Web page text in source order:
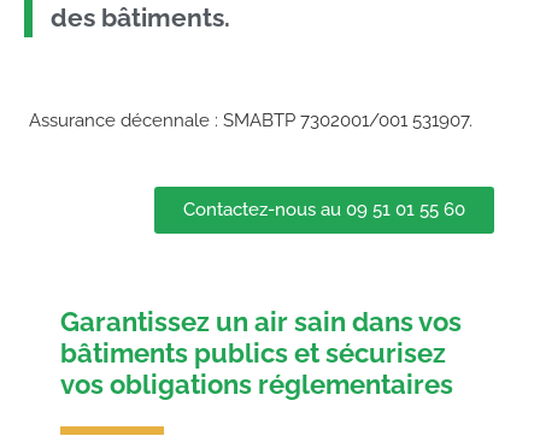
des bâtiments.
Assurance décennale : SMABTP 7302001/001 531907.
Contactez-nous au 09 51 01 55 60
Garantissez un air sain dans vos
bâtiments publics et sécurisez
vos obligations réglementaires